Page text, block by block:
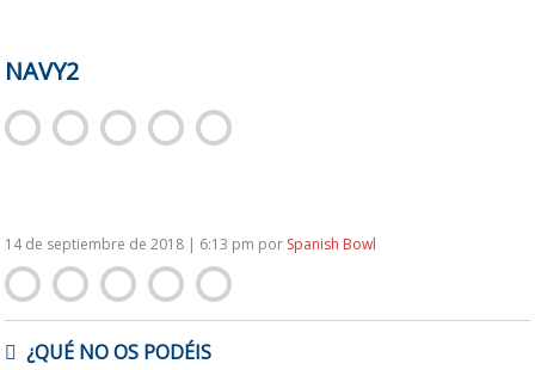
NAVY2
14 de septiembre de 2018 | 6:13 pm por Spanish Bowl
NAVEGACIÓN
DE¿QUÉ NO OS PODÉIS